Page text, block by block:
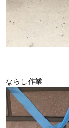
ならし作業